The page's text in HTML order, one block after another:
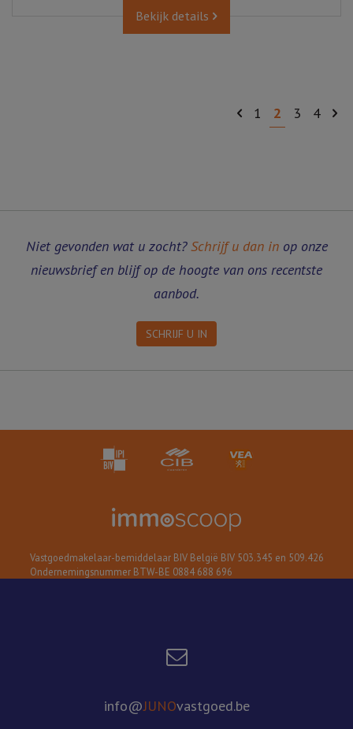
Bekijk details
1 2 3 4
Niet gevonden wat u zocht?Schrijf u dan inop onze
nieuwsbrief en blijf op de hoogte van ons recentste
aanbod.
SCHRIJF U IN
Vastgoedmakelaar-bemiddelaar BIV België BIV 503.345 en 509.426
Ondernemingsnummer BTW-BE 0884 688 696
info@JUNOvastgoed.be